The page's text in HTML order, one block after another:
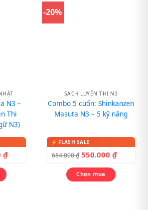
N3 –
Thi
N3)
₫
-20%
SÁCH LUYỆN THI N3
Combo 5 cuốn: Shinkanzen
Masuta N3 – 5 kỹ năng
684.000₫ 550.000 ₫
Chọn mua